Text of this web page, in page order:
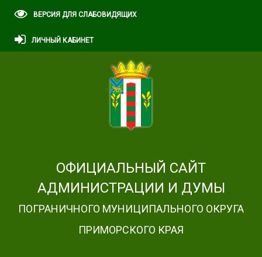
ВЕРСИЯ ДЛЯ СЛАБОВИДЯЩИХ
ЛИЧНЫЙ КАБИНЕТ
ОФИЦИАЛЬНЫЙ САЙТ
АДМИНИСТРАЦИИ И ДУМЫ
ПОГРАНИЧНОГО МУНИЦИПАЛЬНОГО ОКРУГА
ПРИМОРСКОГО КРАЯ